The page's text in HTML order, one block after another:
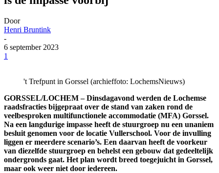
Door
Henri Bruntink
-
6 september 2023
1
't Trefpunt in Gorssel (archieffoto: LochemsNieuws)
GORSSEL/LOCHEM – Dinsdagavond werden de Lochemse
raadsfracties bijgepraat over de stand van zaken rond de
veelbesproken multifunctionele accommodatie (MFA) Gorssel.
Na een langdurige impasse heeft de stuurgroep nu een unaniem
besluit genomen voor de locatie Vullerschool. Voor de invulling
liggen er meerdere scenario’s. Een daarvan heeft de voorkeur
van diezelfde stuurgroep en behelst een gebouw dat gedeeltelijk
ondergronds gaat. Het plan wordt breed toegejuicht in Gorssel,
maar ook weer niet door iedereen.